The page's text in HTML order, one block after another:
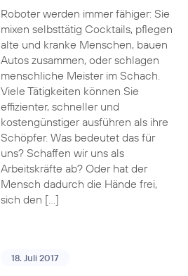
Roboter werden immer fähiger: Sie
mixen selbsttätig Cocktails, pflegen
alte und kranke Menschen, bauen
Autos zusammen, oder schlagen
menschliche Meister im Schach.
Viele Tätigkeiten können Sie
effizienter, schneller und
kostengünstiger ausführen als ihre
Schöpfer. Was bedeutet das für
uns? Schaffen wir uns als
Arbeitskräfte ab? Oder hat der
Mensch dadurch die Hände frei,
sich den […]
18. Juli 2017